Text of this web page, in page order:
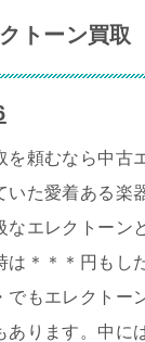
トーン買取
を頼むなら中古
いた愛着ある楽
なエレクトーン
は＊＊＊円もし
でもエレクトー
あります。中に